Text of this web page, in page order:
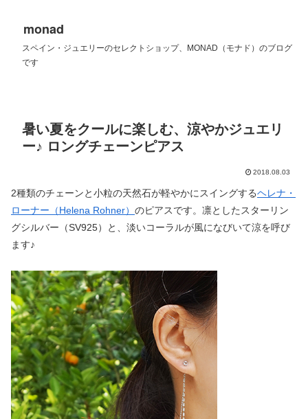
monad
スペイン・ジュエリーのセレクトショップ、MONAD（モナド）のブログ
です
暑い夏をクールに楽しむ、涼やかジュエリ
ー♪ ロングチェーンピアス
2018.08.03
2種類のチェーンと小粒の天然石が軽やかにスイングするヘレナ・
ローナー（Helena Rohner） のピアスです。凛としたスターリン
グシルバー（SV925）と、淡いコーラルが風になびいて涼を呼び
ます♪